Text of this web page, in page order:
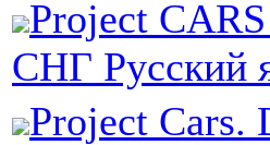
Project
СНГ Русский
Project Cars.